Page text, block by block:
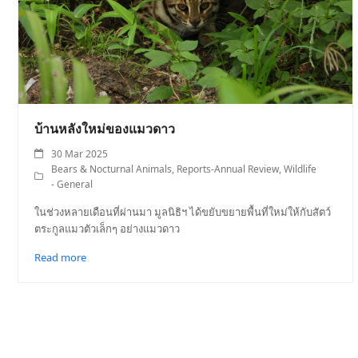
บ้านหลังใหม่ของแมวดาว
30 Mar 2025
Bears & Nocturnal Animals, Reports-Annual Review,Wildlife
- General
ในช่วงหลายเดือนที่ผ่านมา มูลนิธิฯ ได้ขยับขยายพื้นที่ใหม่ให้กับสัตว์
ตระกูลแมวตัวเล็กๆ อย่างแมวดาว
Read more